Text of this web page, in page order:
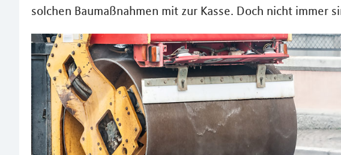
solchen Baumaßnahmen mit zur Kasse. Doch nicht immer